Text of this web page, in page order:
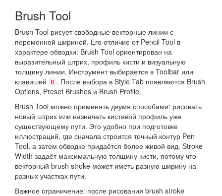
Brush Tool
Brush Tool рисует свободные векторные линии с
переменной шириной. Его отличие от Pencil Tool в
характере обводки: Brush Tool ориентирован на
выразительный штрих, профиль кисти и визуальную
толщину линии. Инструмент выбирается в Toolbar или
клавишей
B . После выбора в Style Tab появляются Brush
Options, Preset Brushes и Brush Profile.
Brush Tool можно применять двумя способами: рисовать
новый штрих или назначать кистевой профиль уже
существующему пути. Это удобно при подготовке
иллюстраций, где сначала строится точный контур Pen
Tool, а затем обводке придаётся более живой вид. Stroke
Width задаёт максимальную толщину кисти, потому что
векторный brush stroke может иметь разную ширину на
разных участках пути.
Важное ограничение: после рисования brush stroke